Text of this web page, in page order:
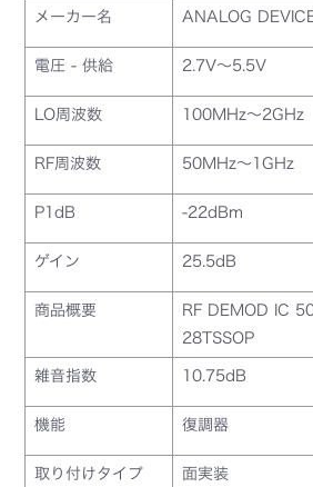
メーカー名 ANALOG
電圧 - 供給 2.7V～5.5V
LO周波数 100MHz～2GHz
RF周波数 50MHz～1GHz
P1dB -22dBm
ゲイン 25.5dB
商品概要
RF DEMOD IC
28TSSOP
雑音指数 10.75dB
機能 復調器
取り付けタイプ 面実装